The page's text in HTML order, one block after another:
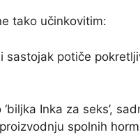
tako učinkovitim:
sastojak potiče
Inka za seks’,
spolnih